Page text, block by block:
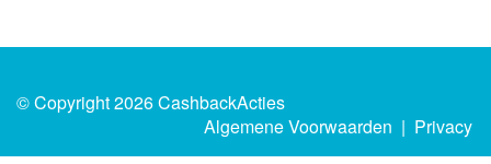
© Copyright 2026 CashbackActies
Algemene Voorwaarden | Privacy